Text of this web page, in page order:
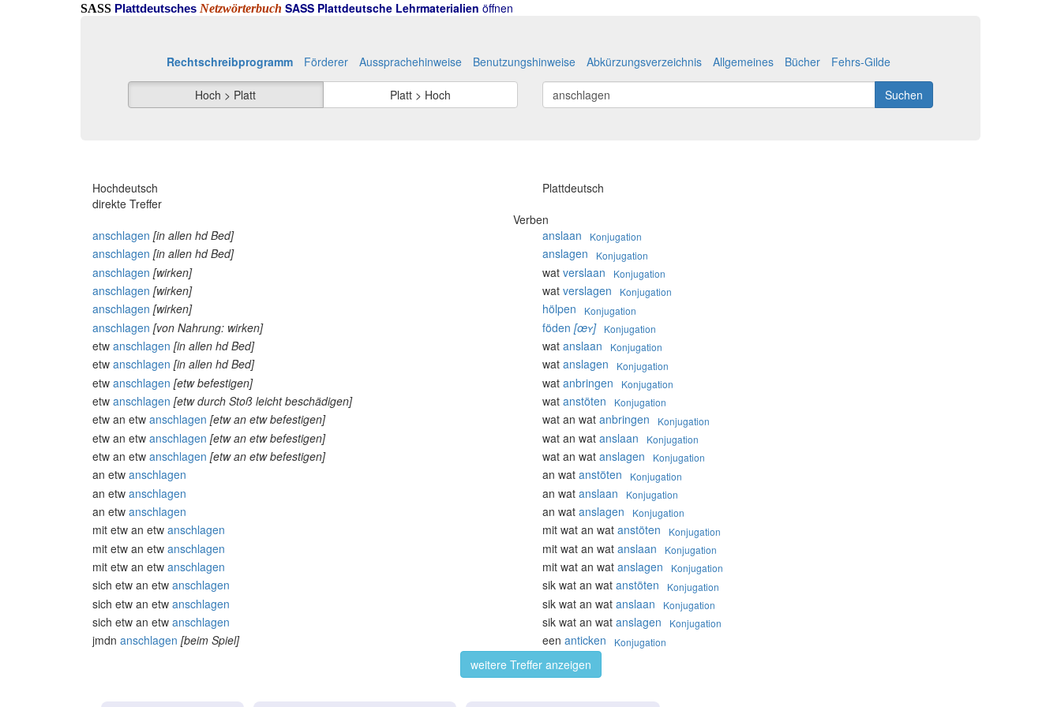
SASS Plattdeutsches Netzwörterbuch SASS Plattdeutsche Lehrmaterialien öffnen
Rechtschreibprogramm Förderer Aussprachehinweise Benutzungshinweise Abkürzungsverzeichnis Allgemeines Bücher Fehrs-Gilde
Hoch > Platt Platt > Hoch Suchen
Hochdeutsch
Plattdeutsch
direkte Treffer
Verben
anschlagen [in allen hd Bed] anslaan Konjugation
anschlagen [in allen hd Bed] anslagen Konjugation
anschlagen [wirken] wat verslaan Konjugation
anschlagen [wirken] wat verslagen Konjugation
anschlagen [wirken] hölpen Konjugation
anschlagen [von Nahrung: wirken] föden [œʏ] Konjugation
etw anschlagen [in allen hd Bed] wat anslaan Konjugation
etw anschlagen [in allen hd Bed] wat anslagen Konjugation
etw anschlagen [etw befestigen] wat anbringen Konjugation
etw anschlagen [etw durch Stoß leicht beschädigen] wat anstöten Konjugation
etw an etw anschlagen [etw an etw befestigen] wat an wat anbringen Konjugation
etw an etw anschlagen [etw an etw befestigen] wat an wat anslaan Konjugation
etw an etw anschlagen [etw an etw befestigen] wat an wat anslagen Konjugation
an etw anschlagen an wat anstöten Konjugation
an etw anschlagen an wat anslaan Konjugation
an etw anschlagen an wat anslagen Konjugation
mit etw an etw anschlagen mit wat an wat anstöten Konjugation
mit etw an etw anschlagen mit wat an wat anslaan Konjugation
mit etw an etw anschlagen mit wat an wat anslagen Konjugation
sich etw an etw anschlagen sik wat an wat anstöten Konjugation
sich etw an etw anschlagen sik wat an wat anslaan Konjugation
sich etw an etw anschlagen sik wat an wat anslagen Konjugation
jmdn anschlagen [beim Spiel] een anticken Konjugation
weitere Treffer anzeigen